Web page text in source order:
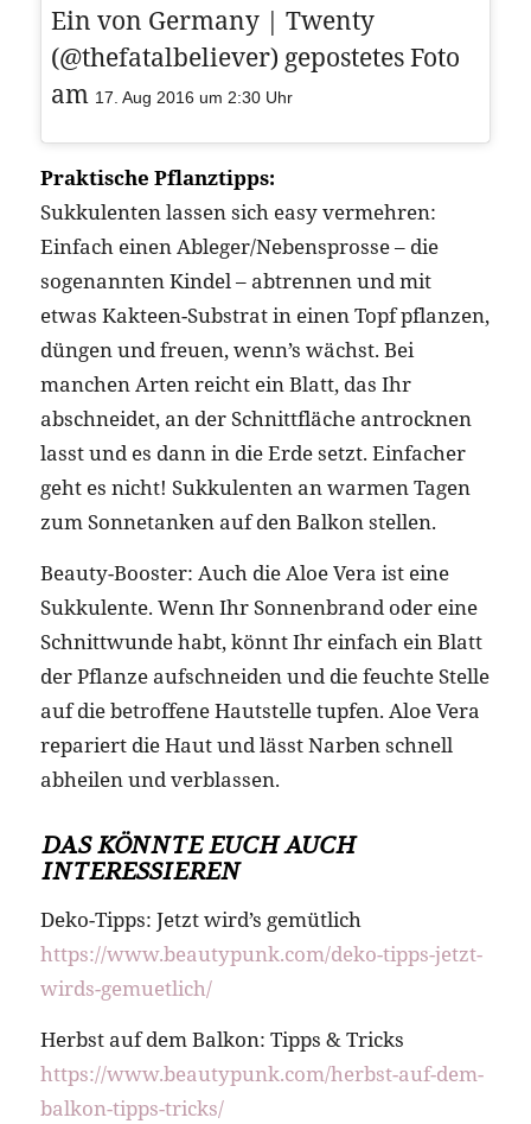
Ein von Germany | Twenty
(@thefatalbeliever) gepostetes Foto
am 17. Aug 2016 um 2:30 Uhr
Praktische Pflanztipps:
Sukkulenten lassen sich easy vermehren:
Einfach einen Ableger/Nebensprosse – die
sogenannten Kindel – abtrennen und mit
etwas Kakteen-Substrat in einen Topf pflanzen,
düngen und freuen, wenn’s wächst. Bei
manchen Arten reicht ein Blatt, das Ihr
abschneidet, an der Schnittfläche antrocknen
lasst und es dann in die Erde setzt. Einfacher
geht es nicht! Sukkulenten an warmen Tagen
zum Sonnetanken auf den Balkon stellen.
Beauty-Booster: Auch die Aloe Vera ist eine
Sukkulente. Wenn Ihr Sonnenbrand oder eine
Schnittwunde habt, könnt Ihr einfach ein Blatt
der Pflanze aufschneiden und die feuchte Stelle
auf die betroffene Hautstelle tupfen. Aloe Vera
repariert die Haut und lässt Narben schnell
abheilen und verblassen.
DAS KÖNNTE EUCH AUCH
INTERESSIEREN
Deko-Tipps: Jetzt wird’s gemütlich
https://www.beautypunk.com/deko-tipps-jetzt-
wirds-gemuetlich/
Herbst auf dem Balkon: Tipps & Tricks
https://www.beautypunk.com/herbst-auf-dem-
balkon-tipps-tricks/